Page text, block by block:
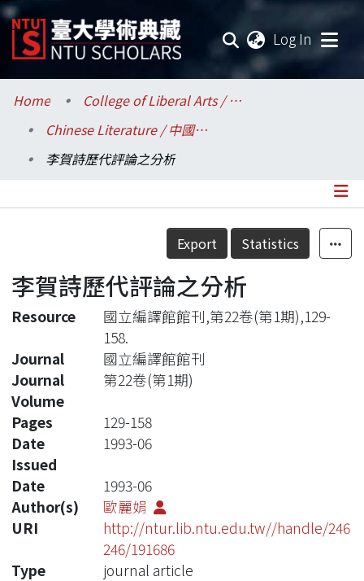
Log In
Communities & Collections
Research Outputs
Statistics
Home
College of Liberal Arts / 文學院
Chinese Literature / 中國文學系
李賀詩歷代評論之分析
Details
Export Statistics
李賀詩歷代評論之分析
Resource
國立編譯館館刊,第22卷(第1期),129-
158.
Journal
國立編譯館館刊
Journal
Volume
第22卷(第1期)
Pages
129-158
Date
Issued
1993-06
Date
1993-06
Author(s)
歐麗娟
URI
http://ntur.lib.ntu.edu.tw//handle/246
246/191686
Type
journal article